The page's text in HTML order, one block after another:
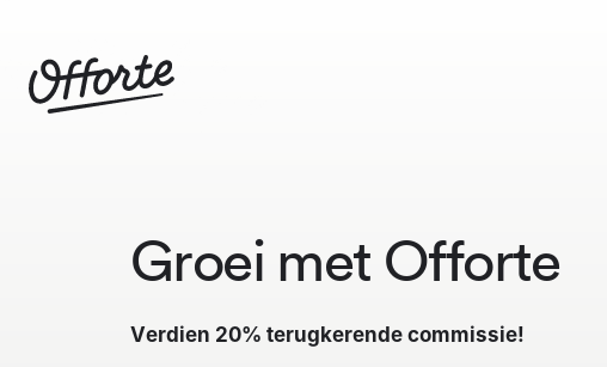
Groei met Offorte
Verdien 20% terugkerende commissie!